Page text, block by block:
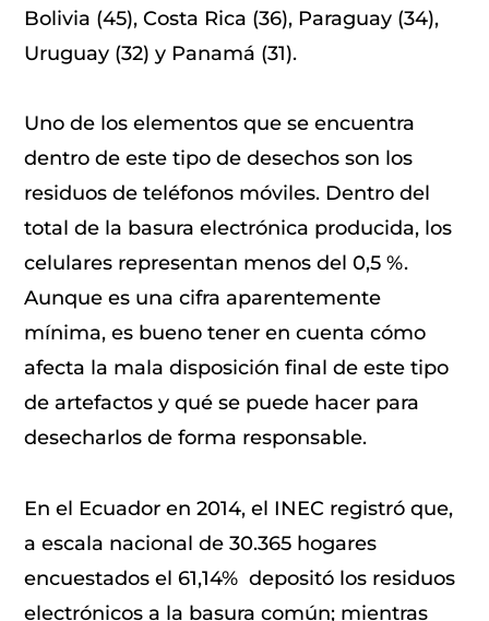
Bolivia (45), Costa Rica (36), Paraguay (34),
Uruguay (32) y Panamá (31).
Uno de los elementos que se encuentra
dentro de este tipo de desechos son los
residuos de teléfonos móviles. Dentro del
total de la basura electrónica producida, los
celulares representan menos del 0,5 %.
Aunque es una cifra aparentemente
mínima, es bueno tener en cuenta cómo
afecta la mala disposición final de este tipo
de artefactos y qué se puede hacer para
desecharlos de forma responsable.
En el Ecuador en 2014, el INEC registró que,
a escala nacional de 30.365 hogares
encuestados el 61,14% depositó los residuos
electrónicos a la basura común; mientras